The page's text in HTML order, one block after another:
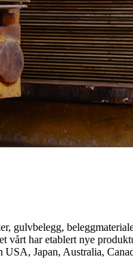
gulvbelegg,
vårt har etablert nye
Japan, Australia,